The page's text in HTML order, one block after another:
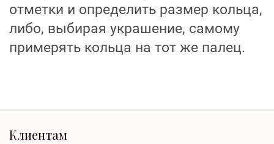
отметки и определить размер кольца,
либо, выбирая украшение, самому
примерять кольца на тот же палец.
Клиентам